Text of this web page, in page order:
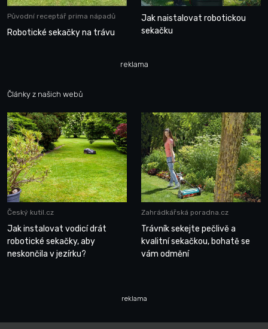
Původní receptář prima nápadů
Robotické sekačky na trávu
Jak naistalovat robotickou
sekačku
reklama
Články z našich webů
Český kutil.cz
Jak instalovat vodicí drát
robotické sekačky, aby
neskončila v jezírku?
Zahrádkářská poradna.cz
Trávník sekejte pečlivě a
kvalitní sekačkou, bohatě se
vám odmění
reklama